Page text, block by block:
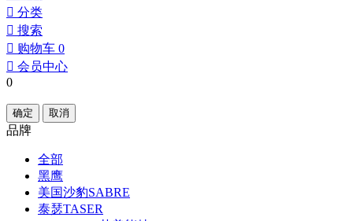
󰀂 分类
󰀃 搜索
󰀄 购物车 0
󰀅 会员中心
0
确定 取消
品牌
全部
黑鹰
美国沙豹SABRE
泰瑟TASER